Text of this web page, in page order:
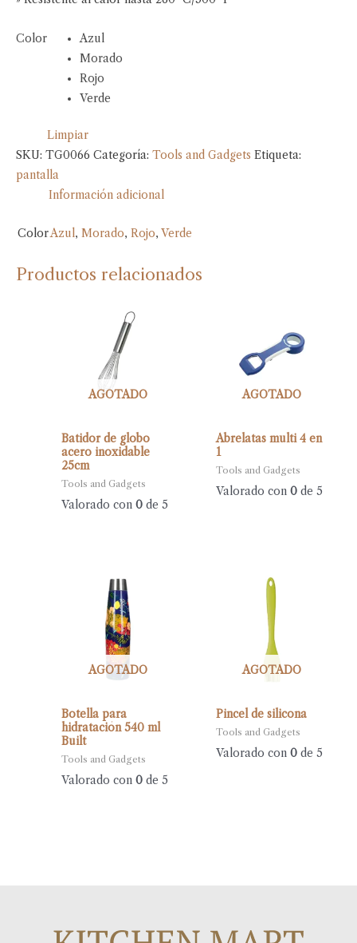
Color
Azul
Morado
Rojo
Verde
Limpiar
SKU: TG0066 Categoría: Tools and Gadgets Etiqueta:
pantalla
Información adicional
ColorAzul, Morado, Rojo, Verde
Productos relacionados
AGOTADO
Batidor de globo
acero inoxidable
25cm
Tools and Gadgets
Valorado con0 de 5
AGOTADO
Abrelatas multi 4 en
1
Tools and Gadgets
Valorado con 0de 5
AGOTADO
Botella para
hidratación 540 ml
Built
Tools and Gadgets
Valorado con0 de 5
AGOTADO
Pincel de silicona
Tools and Gadgets
Valorado con 0de 5